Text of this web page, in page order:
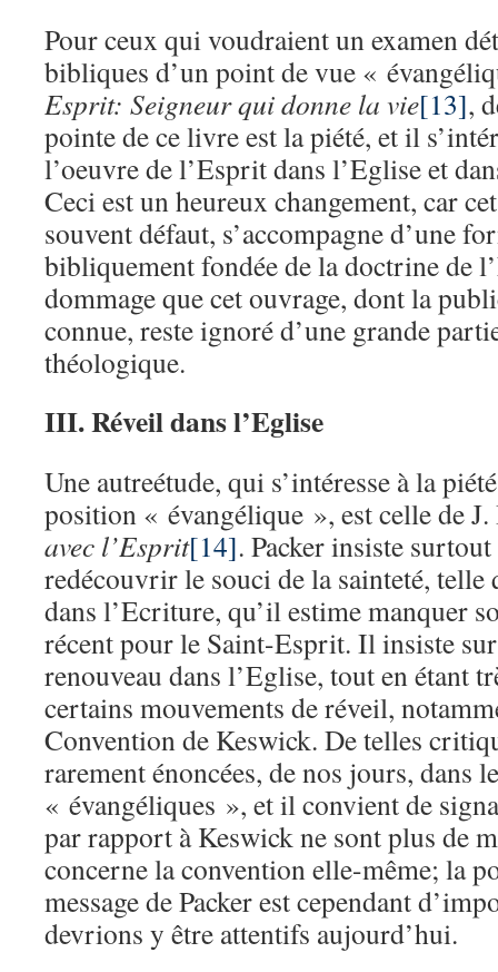
Pour ceux qui voudraient un examen
bibliques d’un point de vue «
Esprit: Seigneur qui donne la vie[13],
pointe de ce livre est la piété, et il
l’oeuvre de l’Esprit dans l’Eglise et
Ceci est un heureux changement, car
souvent défaut, s’accompagne d’une
bibliquement fondée de la doctrine de
dommage que cet ouvrage, dont la
connue, reste ignoré d’une grande
théologique.
III. Réveil dans l’Eglise
Une autreétude, qui s’intéresse à la
position « évangélique », est celle de
avec l’Esprit[14]. Packer insiste
redécouvrir le souci de la sainteté, telle
dans l’Ecriture, qu’il estime manquer
récent pour le Saint-Esprit. Il insiste
renouveau dans l’Eglise, tout en étant
certains mouvements de réveil,
Convention de Keswick. De telles
rarement énoncées, de nos jours, dans
« évangéliques », et il convient de
par rapport à Keswick ne sont plus de
concerne la convention elle-même; la
message de Packer est cependant
devrions y être attentifs aujourd’hui.